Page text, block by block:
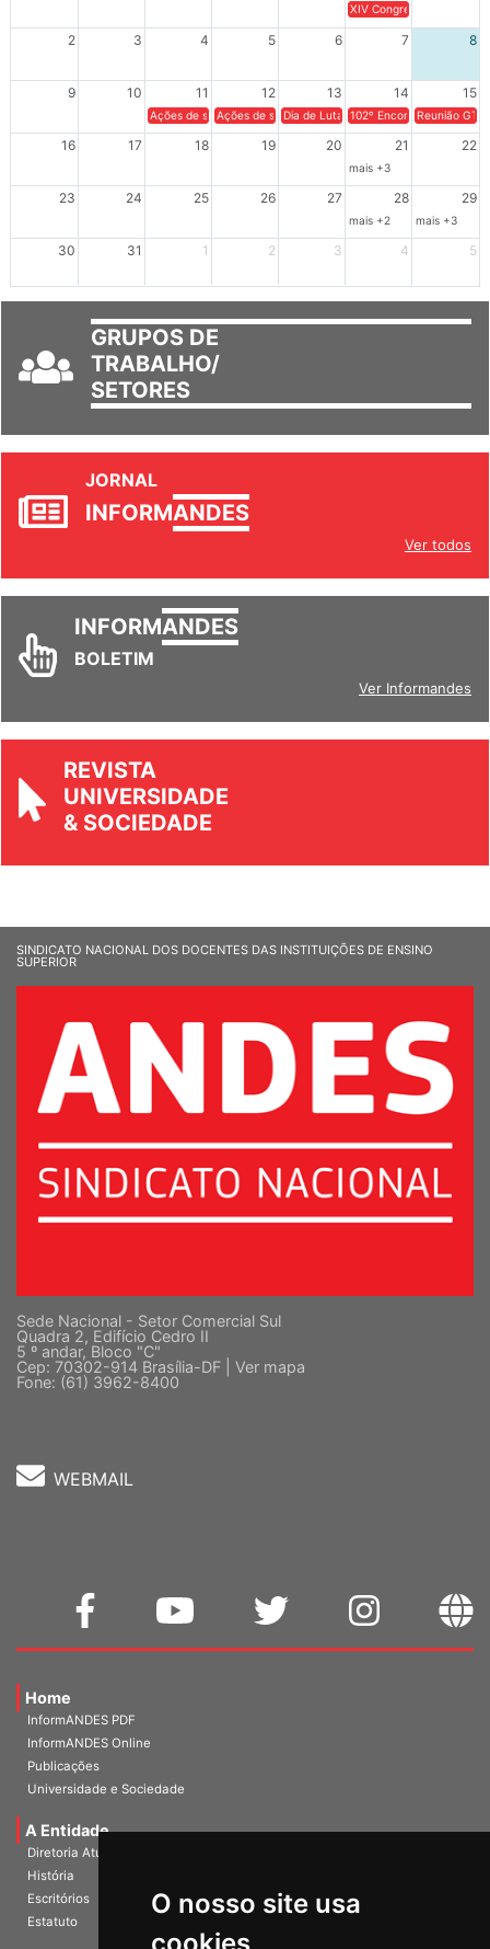
O nosso site usa
XIV Congresso Brasileiro
2 3 4 5 6 7 8
9 10 11 12 13 14 15
Ações de solidariedade a Cuba no Rio Grande do Sul - 100
Ações de solidariedade a Cuba no Rio Grande do
Dia de Luta em Defesa de Cuba e da
102º Encontro da
Reunião
16 17 18 19 20 21 22
mais +3
23 24 25 26 27 28 29
mais +2 mais +3
30 31 1 2 3 4 5
GRUPOS DE
TRABALHO/
SETORES
JORNAL
INFORMANDES
Ver todos
INFORMANDES
BOLETIM
Ver Informandes
REVISTA
UNIVERSIDADE
& SOCIEDADE
SINDICATO NACIONAL DOS DOCENTES DAS INSTITUIÇÕES DE ENSINO
SUPERIOR
Sede Nacional - Setor Comercial Sul
Quadra 2, Edifício Cedro II
5 º andar, Bloco "C"
Cep: 70302-914 Brasília-DF | Ver mapa
Fone: (61) 3962-8400
WEBMAIL
Home
InformANDES PDF
InformANDES Online
Publicações
Universidade e Sociedade
A Entidade
Diretoria Atual
História
Escritórios
Estatuto